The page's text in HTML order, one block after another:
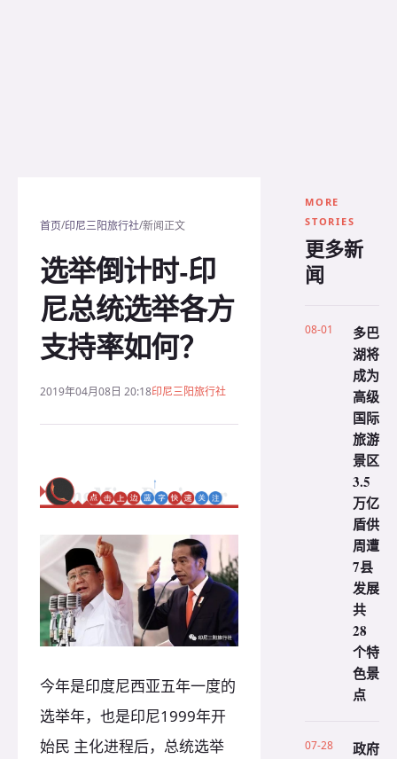
首页/印尼三阳旅行社/新闻正文
选举倒计时-印
尼总统选举各方
支持率如何？
2019年04月08日 20:18印尼三阳旅行社
今年是印度尼西亚五年一度的
选举年，也是印尼1999年开
始民 主化进程后，总统选举
MORE
STORIES
更多新
闻
08-01
多巴
湖将
成为
高级
国际
旅游
景区
3.5
万亿
盾供
周遭
7县
发展
共
28
个特
色景
点
07-28
政府